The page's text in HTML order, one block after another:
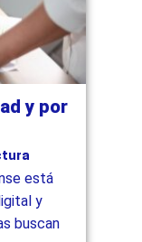
y por
está
y
buscan